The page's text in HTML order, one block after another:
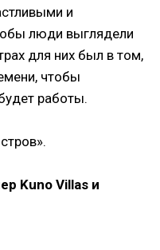
и
люди выглядели
для них был в том,
чтобы
работы.
Kuno Villas и